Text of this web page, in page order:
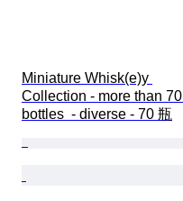
Miniature Whisk(e)y
Collection - more than 70
bottles  - diverse - 70 瓶